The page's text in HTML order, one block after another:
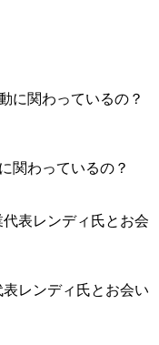
関わっているの？
レンディ氏とお会い